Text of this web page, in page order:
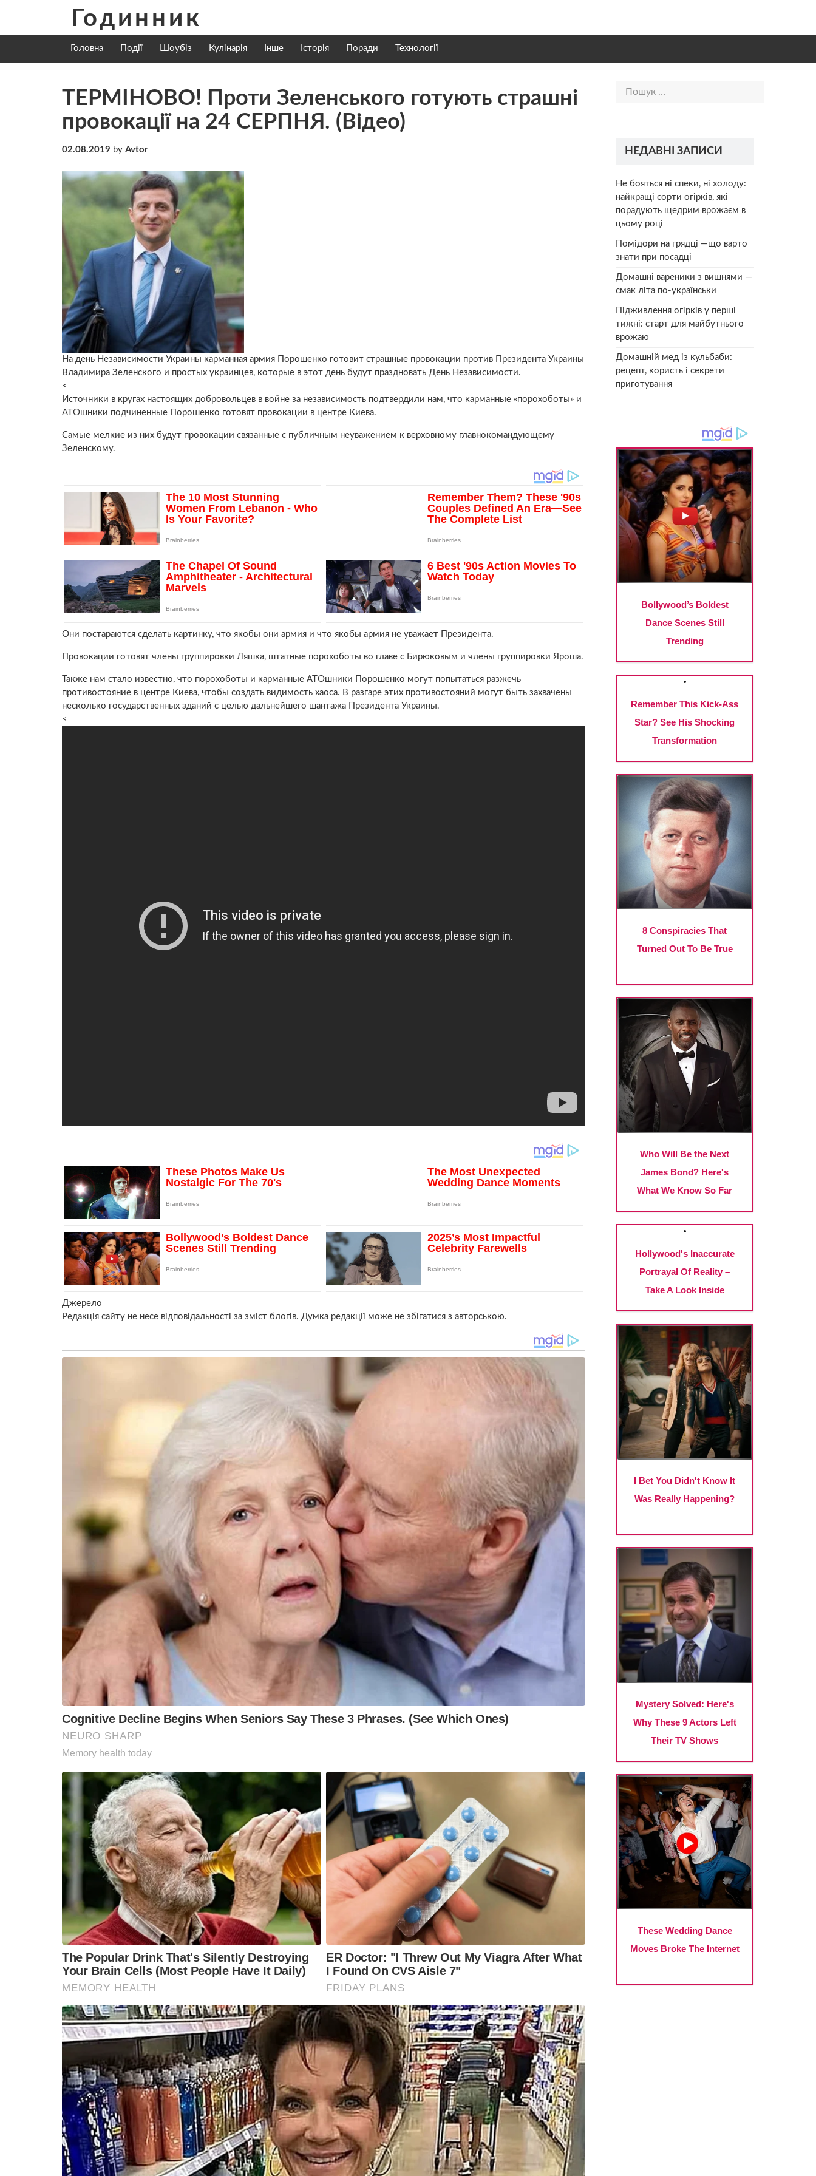
content
Годинник
Головна Події Шоубіз Кулінарія Інше Історія Поради Технології
ТЕРМІНОВО! Проти Зеленського готують страшні
провокації на 24 СЕРПНЯ. (Відео)
02.08.2019 by Avtor
На день Независимости Украины карманная армия Порошенко готовит страшные провокации против Президента Украины
Владимира Зеленского и простых украинцев, которые в этот день будут праздновать День Независимости.
<
Источники в кругах настоящих добровольцев в войне за независимость подтвердили нам, что карманные «порохоботы» и
АТОшники подчиненные Порошенко готовят провокации в центре Киева.
Самые мелкие из них будут провокации связанные с публичным неуважением к верховному главнокомандующему
Зеленскому.
Они постараются сделать картинку, что якобы они армия и что якобы армия не уважает Президента.
Провокации готовят члены группировки Ляшка, штатные порохоботы во главе с Бирюковым и члены группировки Яроша.
Также нам стало известно, что порохоботы и карманные АТОшники Порошенко могут попытаться разжечь
противостояние в центре Киева, чтобы создать видимость хаоса. В разгаре этих противостояний могут быть захвачены
несколько государственных зданий с целью дальнейшего шантажа Президента Украины.
<
Джерело
Редакція сайту не несе відповідальності за зміст блогів. Думка редакції може не збігатися з авторською.
Пошук:
НЕДАВНІ ЗАПИСИ
Не бояться ні спеки, ні холоду:
найкращі сорти огірків, які
порадують щедрим врожаєм в
цьому році
Помідори на грядці —що варто
знати при посадці
Домашні вареники з вишнями —
смак літа по-українськи
Підживлення огірків у перші
тижні: старт для майбутнього
врожаю
Домашній мед із кульбаби:
рецепт, користь і секрети
приготування